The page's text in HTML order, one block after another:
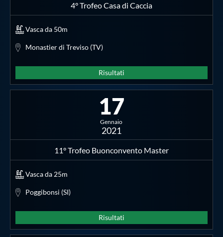
4° Trofeo Casa di Caccia
Vasca da 50m
Monastier di Treviso (TV)
Risultati
17
Gennaio
2021
11° Trofeo Buonconvento Master
Vasca da 25m
Poggibonsi (SI)
Risultati